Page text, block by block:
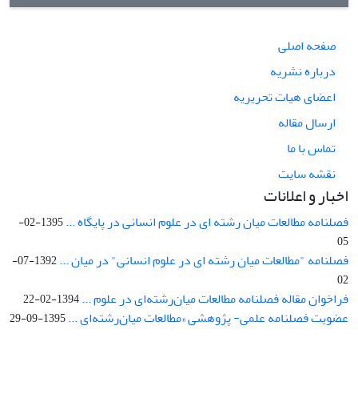
صفحه اصلی
درباره نشریه
اعضای هیات تحریریه
ارسال مقاله
تماس با ما
نقشه سایت
اخبار و اعلانات
فصلنامه مطالعات میان رشته ای در علوم انسانی در پایگاه ...
1395-02-
05
فصلنامه "مطالعات میان رشته ای در علوم انسانی" در میان ...
1392-07-
02
فراخوان مقاله فصلنامه مطالعات میان‌رشته‌ای در علوم ...1394-02-22
عضویت فصلنامه علمی- پژوهشی «مطالعات میان‌رشته‌ای ...1395-09-29